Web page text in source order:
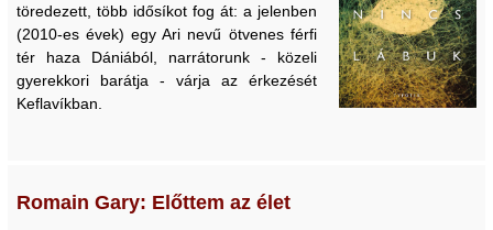
töredezett, több idősíkot fog át: a jelenben
(2010-es évek) egy Ari nevű ötvenes férfi
tér haza Dániából, narrátorunk - közeli
gyerekkori barátja - várja az érkezését
Keflavíkban.
Romain Gary: Előttem az élet